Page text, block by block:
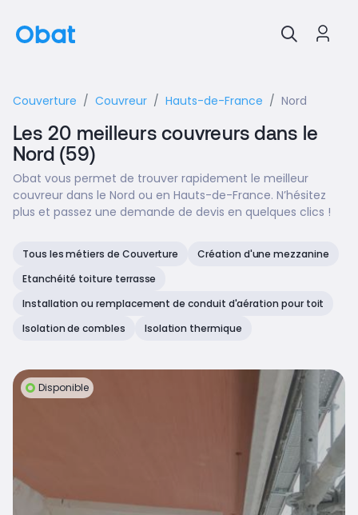
Couverture Couvreur Hauts-de-France Nord
Les 20 meilleurs couvreurs dans le
Nord (59)
Obat vous permet de trouver rapidement le meilleur
couvreur dans le Nord ou en Hauts-de-France. N’hésitez
plus et passez une demande de devis en quelques clics !
Tous les métiers de Couverture
Création d'une mezzanine
Etanchéité toiture terrasse
Installation ou remplacement de conduit d'aération pour toit
Isolation de combles
Isolation thermique
Disponible